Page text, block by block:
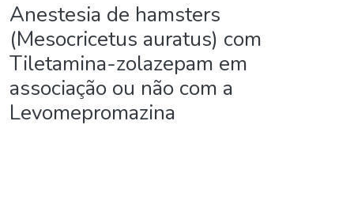
Anestesia de hamsters
(Mesocricetus auratus) com
Tiletamina-zolazepam em
associação ou não com a
Levomepromazina